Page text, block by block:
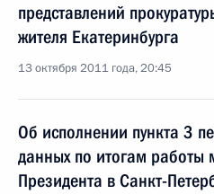
представлений
жителя Екатеринбурга
13 октября 2011 года, 20:45
Об исполнении пункта 3
данных по итогам
Президента в Санкт-